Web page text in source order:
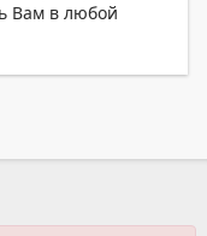
Вам в любой